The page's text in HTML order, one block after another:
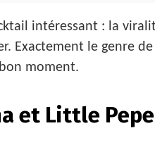
intéressant : la
Exactement le genre
moment.
et Little